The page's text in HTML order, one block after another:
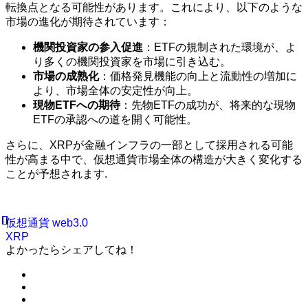
転換点となる可能性があります。これにより、以下のような
市場の進化が期待されています：
機関投資家の参入促進 ：ETFの規制された環境が、よ
り多くの機関投資家を市場に引き込む。
市場の成熟化：価格発見機能の向上と流動性の増加に
より、市場全体の安定性が向上。
現物ETFへの期待：先物ETFの成功が、将来的な現物
ETFの承認への道を開く可能性。
さらに、XRPが金融インフラの一部として採用される可能
性が高まる中で、仮想通貨市場全体の構造が大きく変化する
ことが予想されます.
仮想通貨 web3.0
XRP
よかったらシェアしてね！